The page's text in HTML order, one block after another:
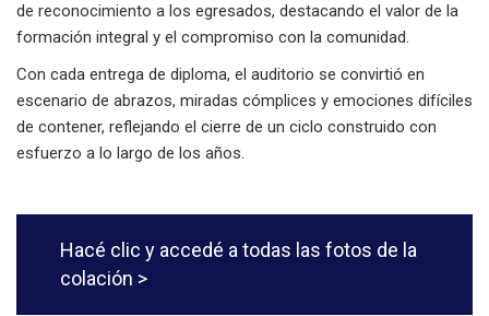
de reconocimiento a los egresados, destacando el valor de la
formación integral y el compromiso con la comunidad.
Con cada entrega de diploma, el auditorio se convirtió en
escenario de abrazos, miradas cómplices y emociones difíciles
de contener, reflejando el cierre de un ciclo construido con
esfuerzo a lo largo de los años.
Hacé clic y accedé a todas las fotos de la
colación >